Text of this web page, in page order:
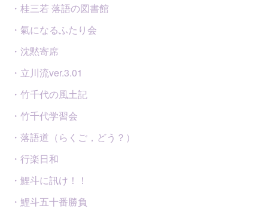
・桂三若 落語の図書館
・氣になるふたり会
・沈黙寄席
・立川流ver.3.01
・竹千代の風土記
・竹千代学習会
・落語道（らくご，どう？）
・行楽日和
・鯉斗に訊け！！
・鯉斗五十番勝負